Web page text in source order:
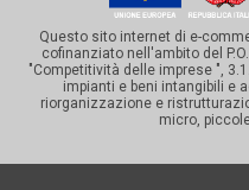
Questo sito internet di e-
cofinanziato nell'ambito del
"Competitività delle imprese ",
impianti e beni intangibili e
riorganizzazione e
micro,